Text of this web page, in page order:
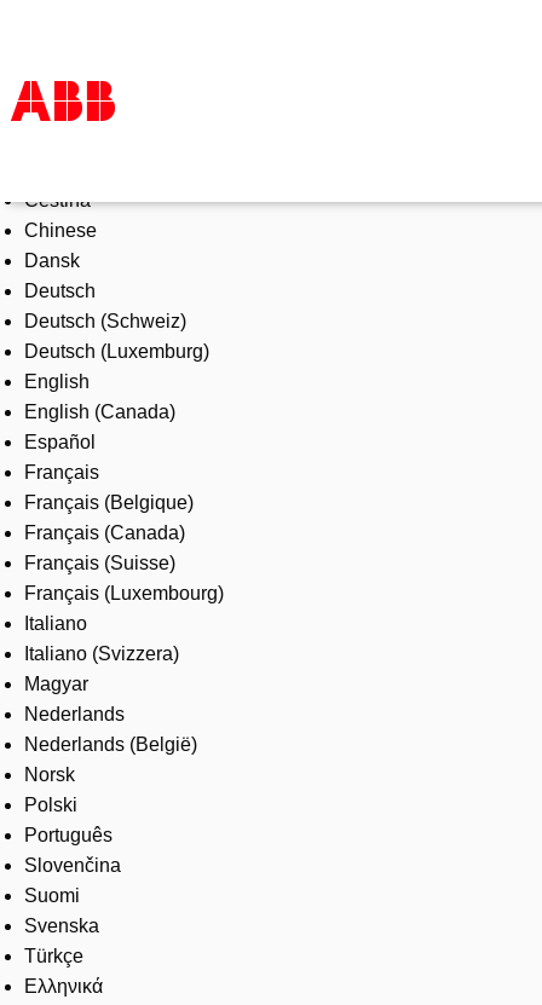
Products & Solutions
Industries
Services
About us
Where to buy
Contact us
Careers
Čeština
Chinese
Dansk
Deutsch
Deutsch (Schweiz)
Deutsch (Luxemburg)
English
English (Canada)
Español
Français
Français (Belgique)
Français (Canada)
Français (Suisse)
Français (Luxembourg)
Italiano
Italiano (Svizzera)
Magyar
Nederlands
Nederlands (België)
Norsk
Polski
Português
Slovenčina
Suomi
Svenska
Türkçe
Ελληνικά